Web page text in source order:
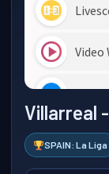
Villarreal
SPAIN: La Liga